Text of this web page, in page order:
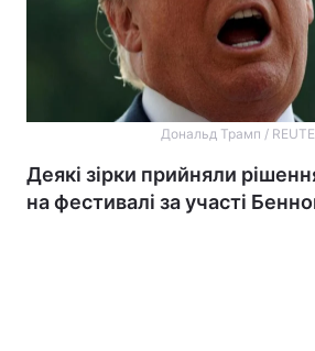
Дональд Трамп /
Деякі зірки прийняли
на фестивалі за участі